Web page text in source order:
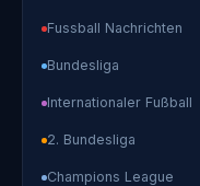
Fussball Nachrichten
Bundesliga
Internationaler Fußball
2. Bundesliga
Champions League